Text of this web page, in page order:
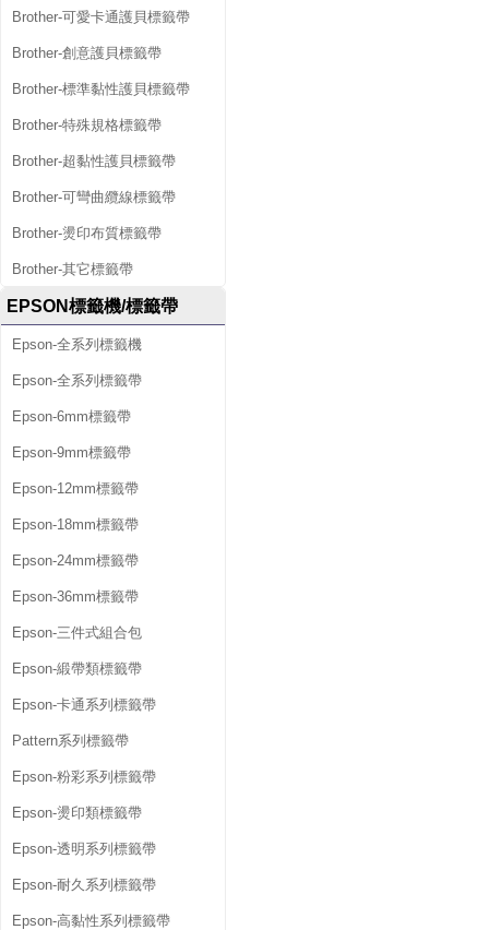
Brother-可愛卡通護貝標籤帶
Brother-創意護貝標籤帶
Brother-標準黏性護貝標籤帶
Brother-特殊規格標籤帶
Brother-超黏性護貝標籤帶
Brother-可彎曲纜線標籤帶
Brother-燙印布質標籤帶
Brother-其它標籤帶
EPSON標籤機/標籤帶
Epson-全系列標籤機
Epson-全系列標籤帶
Epson-6mm標籤帶
Epson-9mm標籤帶
Epson-12mm標籤帶
Epson-18mm標籤帶
Epson-24mm標籤帶
Epson-36mm標籤帶
Epson-三件式組合包
Epson-緞帶類標籤帶
Epson-卡通系列標籤帶
Pattern系列標籤帶
Epson-粉彩系列標籤帶
Epson-燙印類標籤帶
Epson-透明系列標籤帶
Epson-耐久系列標籤帶
Epson-高黏性系列標籤帶